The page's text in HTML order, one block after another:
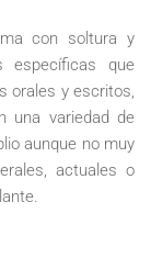
con soltura y
específicas que
orales y escritos,
una variedad de
aunque no muy
actuales o